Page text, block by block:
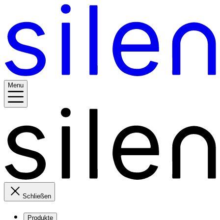
Menu
Schließen
Produkte